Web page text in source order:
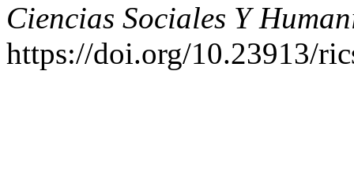
Ciencias Sociales Y
https://doi.org/10.23913/